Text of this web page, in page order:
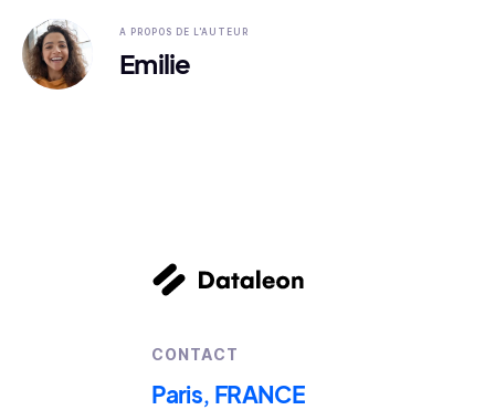
A PROPOS DE L'AUTEUR
Emilie
CONTACT
Paris, FRANCE